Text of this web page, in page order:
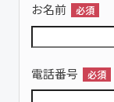
お名前 必須
電話番号 必須